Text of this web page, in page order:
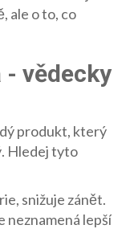
ale o to, co
- vědecky
produkt, který
Hledej tyto
snižuje zánět.
neznamená lepší